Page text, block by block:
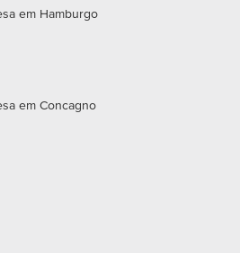
em Hamburgo
em Concagno